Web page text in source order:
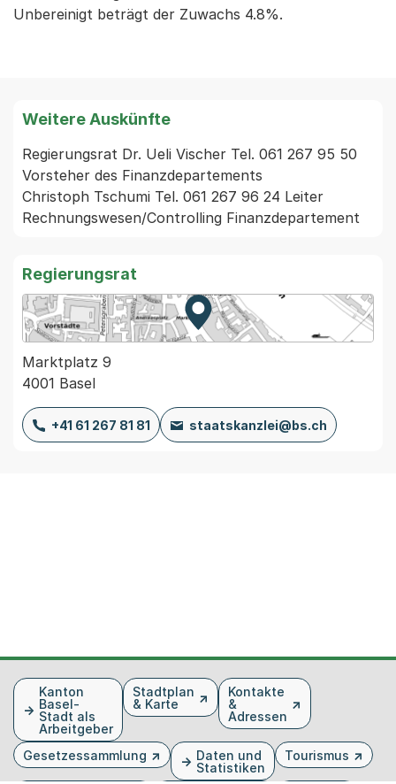
Unbereinigt beträgt der Zuwachs 4.8%.
Weitere Auskünfte
Regierungsrat Dr. Ueli Vischer Tel. 061 267 95 50
Vorsteher des Finanzdepartements
Christoph Tschumi Tel. 061 267 96 24 Leiter
Rechnungswesen/Controlling Finanzdepartement
Regierungsrat
Zur Karte von MapBS.
Externer Link, wird in einem
Marktplatz 9
4001 Basel
+41 61 267 81 81 staatskanzlei@bs.ch
FusszeileKanton
Basel-
Stadt als
Arbeitgeber
Stadtplan
& Karte
Kontakte
&
Adressen
Gesetzessammlung
Daten und
Statistiken
Tourismus